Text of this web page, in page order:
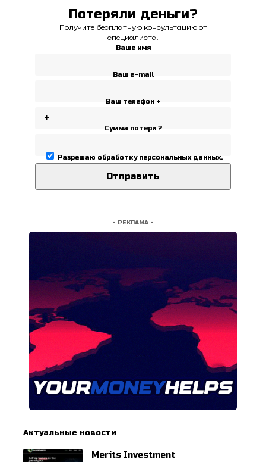
Потеряли деньги?
Получите бесплатную консультацию от
специалиста.
Ваше имя
Ваш e-mail
Ваш телефон +
Сумма потери ?
Разрешаю обработку персональных данных.
- РЕКЛАМА -
Актуальные новости
Merits Investment